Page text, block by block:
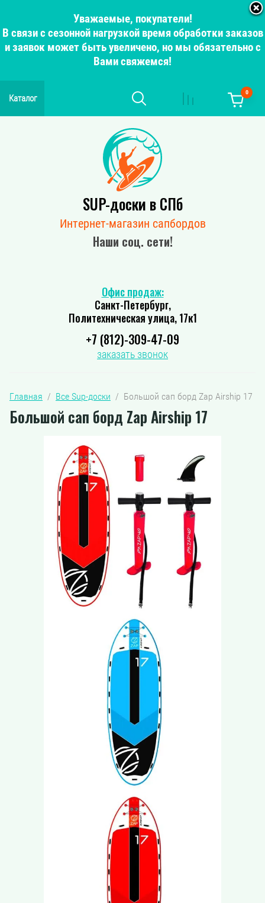
Уважаемые, покупатели!
В связи с сезонной нагрузкой время обработки заказов
и заявок может быть увеличено, но мы обязательно с
Вами свяжемся!
Каталог
0
SUP-доски в СПб
Интернет-магазин сапбордов
Наши соц. сети!
Офис продаж:
Санкт-Петербург,
Политехническая улица, 17к1
+7 (812)-309-47-09
заказать звонок
Главная
  /
Все Sup-доски
  /  Большой сап борд Zap Airship 17
Большой сап борд Zap Airship 17